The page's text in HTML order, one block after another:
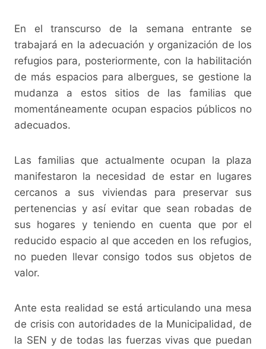
En el transcurso de la semana entrante se
trabajará en la adecuación y organización de los
refugios para, posteriormente, con la habilitación
de más espacios para albergues, se gestione la
mudanza a estos sitios de las familias que
momentáneamente ocupan espacios públicos no
adecuados.
Las familias que actualmente ocupan la plaza
manifestaron la necesidad de estar en lugares
cercanos a sus viviendas para preservar sus
pertenencias y así evitar que sean robadas de
sus hogares y teniendo en cuenta que por el
reducido espacio al que acceden en los refugios,
no pueden llevar consigo todos sus objetos de
valor.
Ante esta realidad se está articulando una mesa
de crisis con autoridades de la Municipalidad, de
la SEN y de todas las fuerzas vivas que puedan